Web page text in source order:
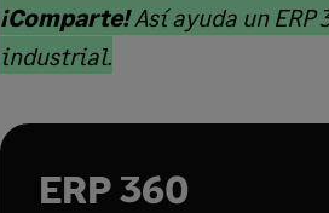
Marked
text
¡Comparte!Así ayuda un
industrial.
end
ERP 360